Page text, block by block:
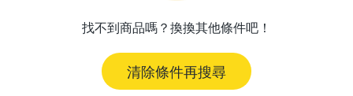
找不到商品嗎？換換其他條件吧！
清除條件再搜尋